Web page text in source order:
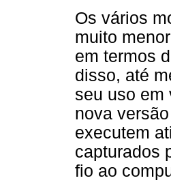
Os vários
muito
em termos
disso, até
seu uso em
nova
executem
capturados
fio ao